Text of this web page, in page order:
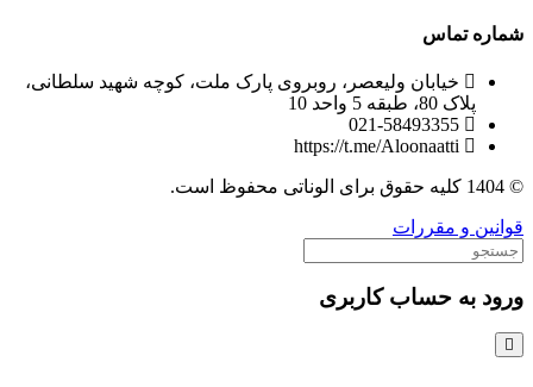
تماس
خیابان ولیعصر، روبروی پارک ملت، کوچه شهید سلطانی،
021-58493355
https://t.me/Aloonaatti
و مقررات
به حساب کاربری